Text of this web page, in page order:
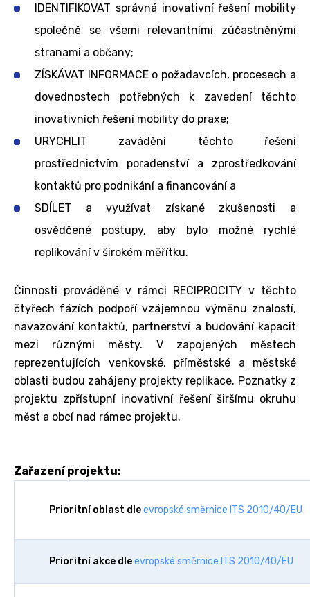
IDENTIFIKOVAT správná inovativní řešení mobility
společně se všemi relevantními zúčastněnými
stranami a občany;
ZÍSKÁVAT INFORMACE o požadavcích, procesech a
dovednostech potřebných k zavedení těchto
inovativních řešení mobility do praxe;
URYCHLIT zavádění těchto řešení
prostřednictvím poradenství a zprostředkování
kontaktů pro podnikání a financování a
SDÍLET a využívat získané zkušenosti a
osvědčené postupy, aby bylo možné rychlé
replikování v širokém měřítku.
Činnosti prováděné v rámci RECIPROCITY v těchto
čtyřech fázích podpoří vzájemnou výměnu znalostí,
navazování kontaktů, partnerství a budování kapacit
mezi různými městy. V zapojených městech
reprezentujících venkovské, příměstské a městské
oblasti budou zahájeny projekty replikace. Poznatky z
projektu zpřístupní inovativní řešení širšímu okruhu
měst a obcí nad rámec projektu.
Zařazení projektu:
Prioritní oblast dleevropské směrnice ITS 2010/40/EU
Prioritní akce dleevropské směrnice ITS 2010/40/EU